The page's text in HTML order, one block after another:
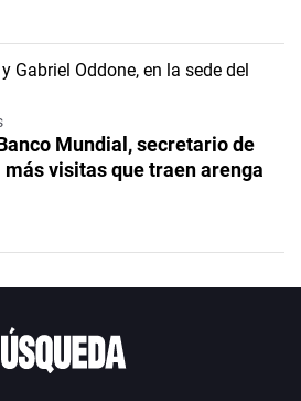
Mundial, secretario de
más visitas que traen arenga